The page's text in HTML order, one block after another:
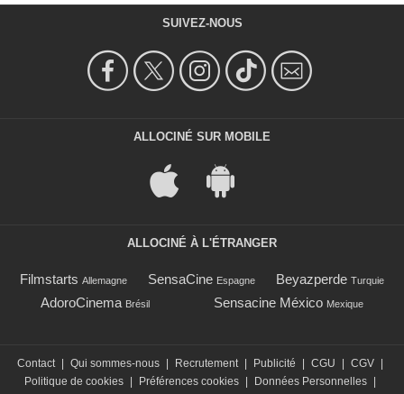
SUIVEZ-NOUS
ALLOCINÉ SUR MOBILE
ALLOCINÉ À L'ÉTRANGER
Filmstarts Allemagne SensaCine Espagne Beyazperde Turquie
AdoroCinema Brésil Sensacine México Mexique
Contact | Qui sommes-nous | Recrutement | Publicité | CGU | CGV |
Politique de cookies | Préférences cookies | Données Personnelles |